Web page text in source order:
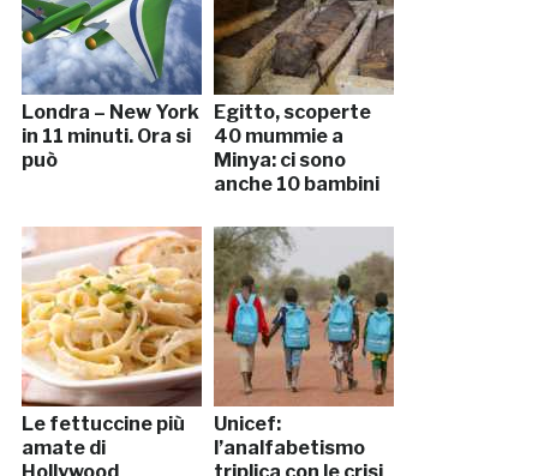
Londra – New York
in 11 minuti. Ora si
può
Egitto, scoperte
40 mummie a
Minya: ci sono
anche 10 bambini
Le fettuccine più
amate di
Unicef:
l’analfabetismo